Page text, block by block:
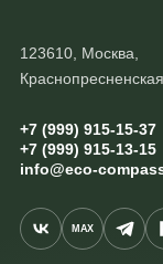
123610, Москва,
+7 (999) 915-15-37
+7 (999) 915-13-15
info@eco-
MAX